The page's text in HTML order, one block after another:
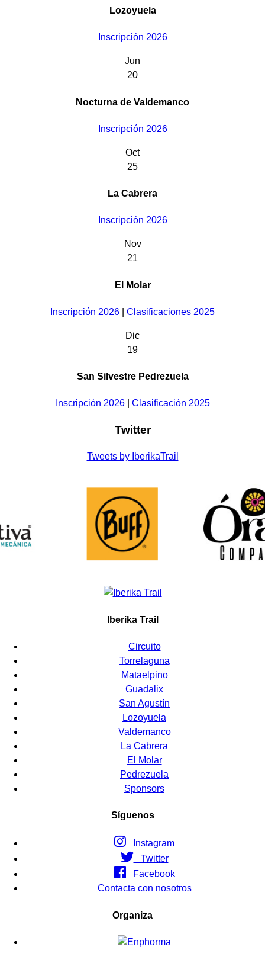
Lozoyuela
Inscripción 2026
Jun
20
Nocturna de Valdemanco
Inscripción 2026
Oct
25
La Cabrera
Inscripción 2026
Nov
21
El Molar
Inscripción 2026 Clasificaciones 2025
Dic
19
San Silvestre Pedrezuela
Inscripción 2026| Clasificación 2025
Twitter
Tweets by IberikaTrail
Iberika Trail
Circuito
Torrelaguna
Mataelpino
Guadalix
San Agustín
Lozoyuela
Valdemanco
La Cabrera
El Molar
Pedrezuela
Sponsors
Síguenos
Instagram
Twitter
Facebook
Contacta con nosotros
Organiza